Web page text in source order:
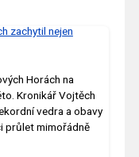
zachytil nejen
Horách na
Kronikář Vojtěch
vedra a obavy
průlet mimořádně